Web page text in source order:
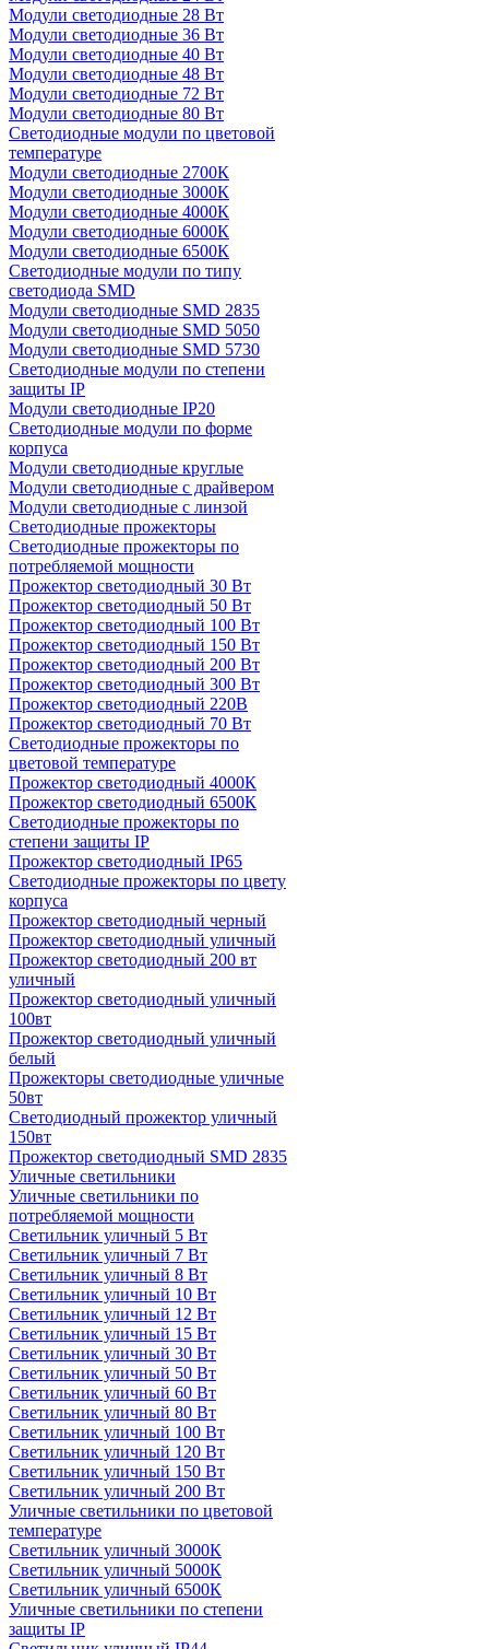
Модули светодиодные 28 Вт
Модули светодиодные 36 Вт
Модули светодиодные 40 Вт
Модули светодиодные 48 Вт
Модули светодиодные 72 Вт
Модули светодиодные 80 Вт
Светодиодные модули по цветовой
температуре
Модули светодиодные 2700К
Модули светодиодные 3000К
Модули светодиодные 4000К
Модули светодиодные 6000К
Модули светодиодные 6500К
Светодиодные модули по типу
светодиода SMD
Модули светодиодные SMD 2835
Модули светодиодные SMD 5050
Модули светодиодные SMD 5730
Светодиодные модули по степени
защиты IP
Модули светодиодные IP20
Светодиодные модули по форме
корпуса
Модули светодиодные круглые
Модули светодиодные с драйвером
Модули светодиодные с линзой
Светодиодные прожекторы
Светодиодные прожекторы по
потребляемой мощности
Прожектор светодиодный 30 Вт
Прожектор светодиодный 50 Вт
Прожектор светодиодный 100 Вт
Прожектор светодиодный 150 Вт
Прожектор светодиодный 200 Вт
Прожектор светодиодный 300 Вт
Прожектор светодиодный 220В
Прожектор светодиодный 70 Вт
Светодиодные прожекторы по
цветовой температуре
Прожектор светодиодный 4000К
Прожектор светодиодный 6500К
Светодиодные прожекторы по
степени защиты IP
Прожектор светодиодный IP65
Светодиодные прожекторы по цвету
корпуса
Прожектор светодиодный черный
Прожектор светодиодный уличный
Прожектор светодиодный 200 вт
уличный
Прожектор светодиодный уличный
100вт
Прожектор светодиодный уличный
белый
Прожекторы светодиодные уличные
50вт
Светодиодный прожектор уличный
150вт
Прожектор светодиодный SMD 2835
Уличные светильники
Уличные светильники по
потребляемой мощности
Светильник уличный 5 Вт
Светильник уличный 7 Вт
Светильник уличный 8 Вт
Светильник уличный 10 Вт
Светильник уличный 12 Вт
Светильник уличный 15 Вт
Светильник уличный 30 Вт
Светильник уличный 50 Вт
Светильник уличный 60 Вт
Светильник уличный 80 Вт
Светильник уличный 100 Вт
Светильник уличный 120 Вт
Светильник уличный 150 Вт
Светильник уличный 200 Вт
Уличные светильники по цветовой
температуре
Cветильник уличный 3000К
Cветильник уличный 5000К
Cветильник уличный 6500К
Уличные светильники по степени
защиты IP